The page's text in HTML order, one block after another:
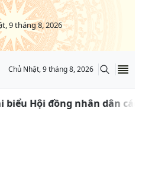
9 tháng 8, 2026
Chủ Nhật, 9 tháng 8, 2026
Hội đồng nhân dân các